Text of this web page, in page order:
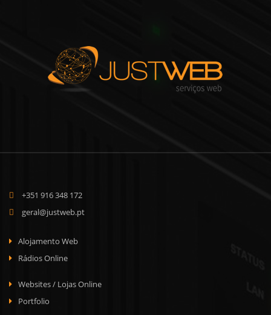
+351 916 348 172
geral@justweb.pt
Alojamento Web
Rádios Online
Websites / Lojas Online
Portfolio